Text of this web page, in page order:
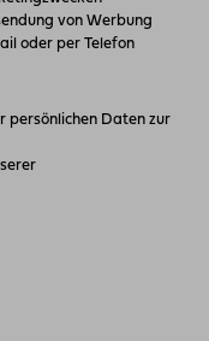
von Werbung
oder per Telefon
persönlichen Daten zur